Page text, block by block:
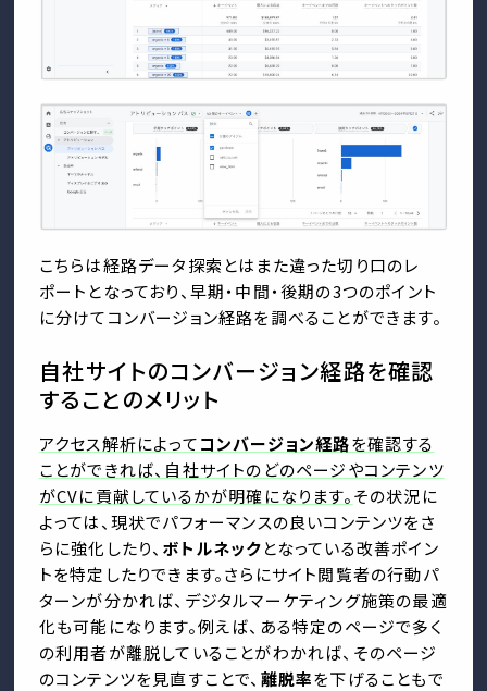
こちらは経路データ探索とはまた違った切り口のレ
ポートとなっており、早期・中間・後期の3つのポイント
に分けてコンバージョン経路を調べることができます。
自社サイトのコンバージョン経路を確認
することのメリット
アクセス解析によってコンバージョン経路を確認する
ことができれば、自社サイトのどのページやコンテンツ
がCVに貢献しているかが明確になります。その状況に
よっては、現状でパフォーマンスの良いコンテンツをさ
らに強化したり、 ボトルネックとなっている改善ポイン
トを特定したりできます。さらにサイト閲覧者の行動パ
ターンが分かれば、デジタルマーケティング施策の最適
化も可能になります。例えば、ある特定のページで多く
の利用者が離脱していることがわかれば、そのページ
のコンテンツを見直すことで、 離脱率を下げることもで